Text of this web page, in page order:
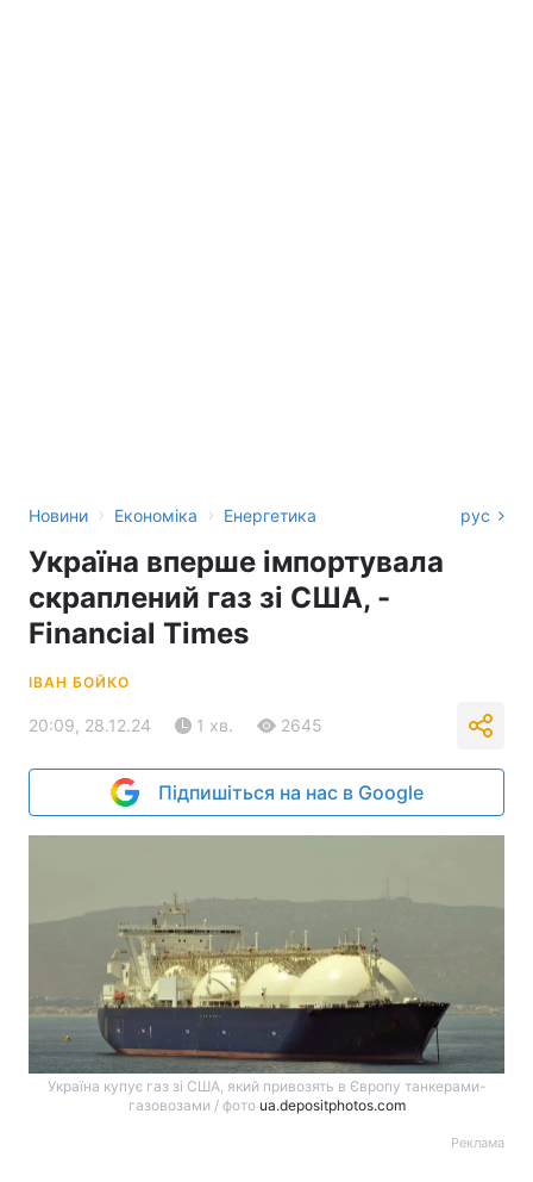
Новини › Економіка › Енергетика рус
Україна вперше імпортувала
скраплений газ зі США, -
Financial Times
ІВАН БОЙКО
20:09, 28.12.24 1 хв. 2645
Підпишіться на нас в Google
Україна купує газ зі США, який привозять в Європу танкерами-
газовозами / фото ua.depositphotos.com
Реклама